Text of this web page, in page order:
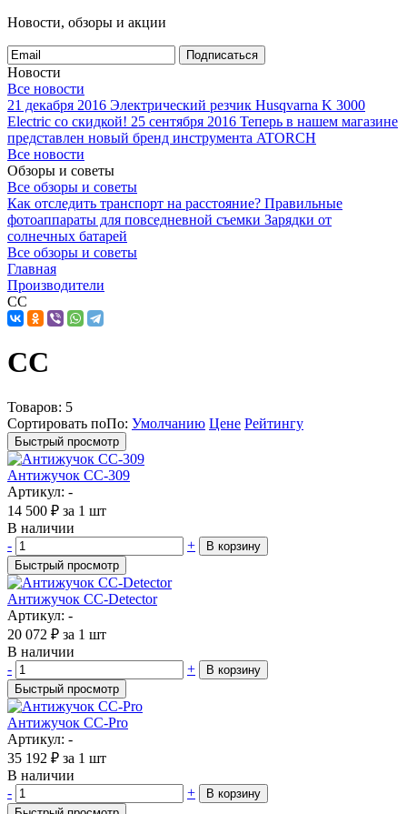
Новости, обзоры и акции
Подписаться
Новости
Все новости
21 декабря 2016 Электрический резчик Husqvarna K 3000
Electric со скидкой! 25 сентября 2016 Теперь в нашем магазине
представлен новый бренд инструмента ATORCH
Все новости
Обзоры и советы
Все обзоры и советы
Как отследить транспорт на расстояние? Правильные
фотоаппараты для повседневной съемки Зарядки от
солнечных батарей
Все обзоры и советы
Главная
Производители
CC
CC
Товаров: 5
Сортировать поПо: Умолчанию Цене Рейтингу
Быстрый просмотр
Антижучок CC-309
Артикул: -
14 500 ₽ за 1 шт
В наличии
-
+
В корзину
Быстрый просмотр
Антижучок CC-Detector
Артикул: -
20 072 ₽ за 1 шт
В наличии
-
+
В корзину
Быстрый просмотр
Антижучок CC-Pro
Артикул: -
35 192 ₽ за 1 шт
В наличии
-
+
В корзину